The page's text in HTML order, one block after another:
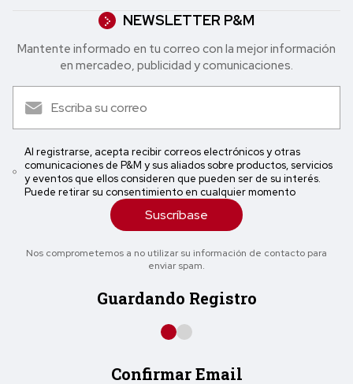
NEWSLETTER P&M
Mantente informado en tu correo con la mejor in formación
en mercadeo, publicidad y comunicaciones.
Al registrarse, acepta recibir correos electrónicos y otras
comunicaciones de P&M y sus aliados sobre productos, servicios
y eventos que ellos consideren que pueden ser de su interés.
Puede retirar su consentimiento en cualquier momento
Suscríbase
Nos comprometemos a no utilizar su información de contacto para
enviar spam.
Guardando Registro
Confirmar Email